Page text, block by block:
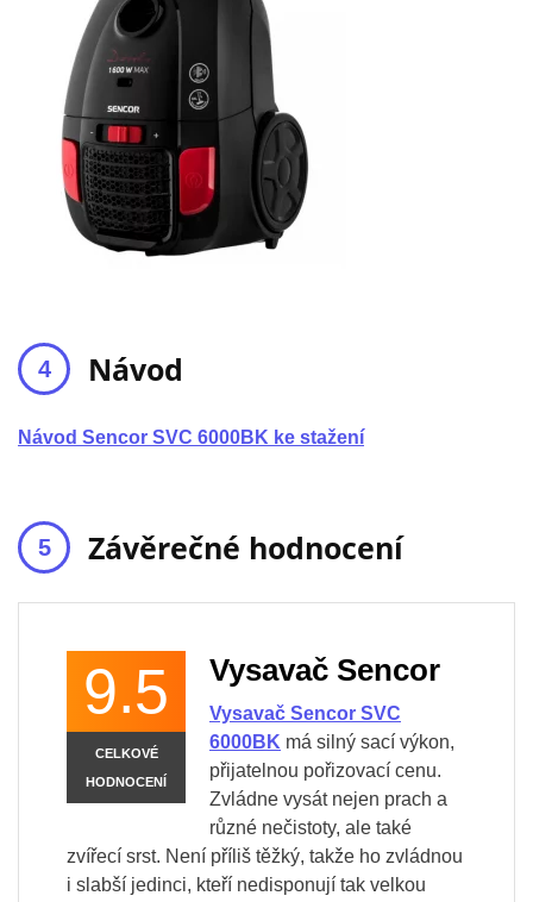
Návod
Návod Sencor SVC 6000BK ke stažení
Závěrečné hodnocení
9.5
CELKOVÉ
HODNOCENÍ
Vysavač Sencor
Vysavač Sencor SVC
6000BK má silný sací výkon,
přijatelnou pořizovací cenu.
Zvládne vysát nejen prach a
různé nečistoty, ale také
zvířecí srst. Není příliš těžký, takže ho zvládnou
i slabší jedinci, kteří nedisponují tak velkou